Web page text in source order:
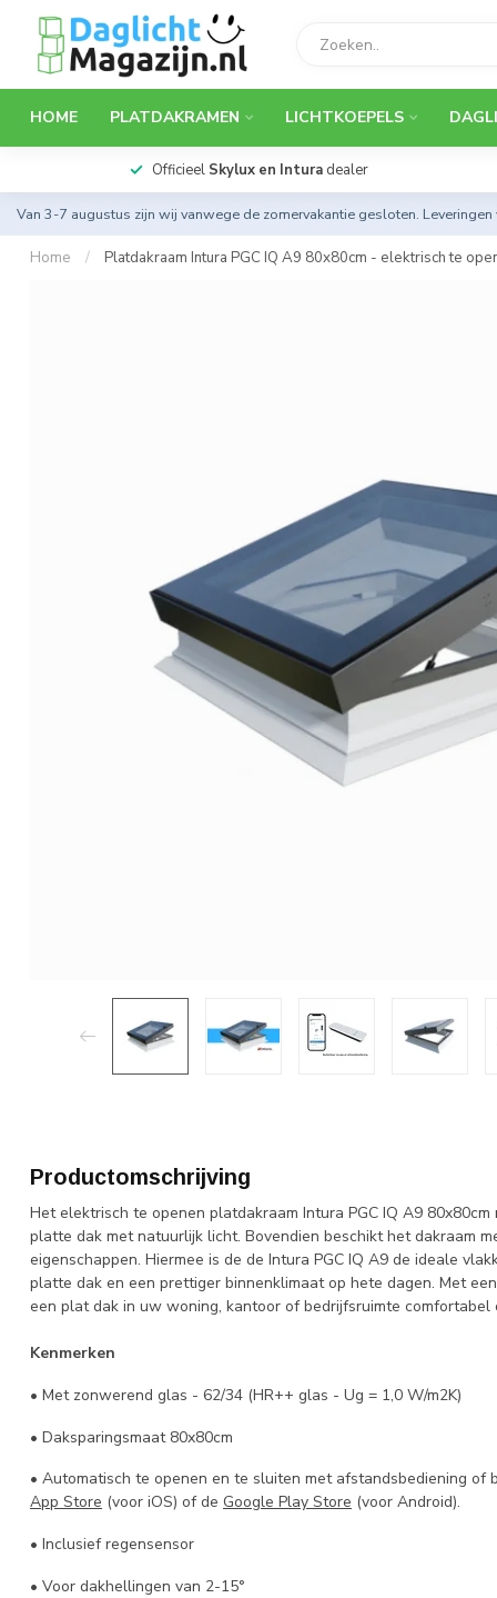
HOME PLATDAKRAMEN LICHTKOEPELS
Officieel Skylux en Intura dealer
Van 3-7 augustus zijn wij vanwege de zomervakantie gesloten.
Home / Platdakraam Intura PGC IQ A9 80x80cm - elektrisch te
Productomschrijving
Het elektrisch te openen platdakraam Intura PGC IQ A9
platte dak met natuurlijk licht. Bovendien beschikt het dakraam
eigenschappen. Hiermee is de de Intura PGC IQ A9 de ideale
platte dak en een prettiger binnenklimaat op hete dagen. Met
een plat dak in uw woning, kantoor of bedrijfsruimte
Kenmerken
• Met zonwerend glas - 62/34 (HR++ glas - Ug = 1,0 W/m2K)
• Daksparingsmaat 80x80cm
• Automatisch te openen en te sluiten met afstandsbediening of
App Store (voor iOS) of de Google Play Store (voor Android).
• Inclusief regensensor
• Voor dakhellingen van 2-15°